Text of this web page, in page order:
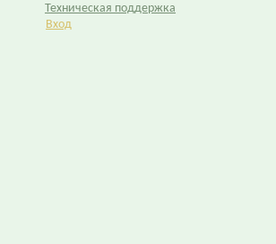
Техническая поддержка
Вход